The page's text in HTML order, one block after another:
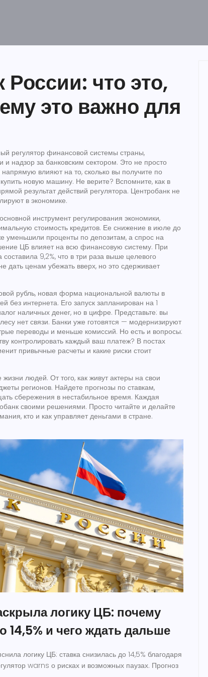
что это,
это важно для
регулятор финансовой системы страны,
надзор за банковским сектором. Это не просто
влияют на то, сколько вы получите по
новую машину. Не верите? Вспомните, как в
результат действий регулятора. Центробанк не
в экономике.
основной инструмент регулирования экономики,
стоимость кредитов. Ее снижение в июле до
уменьшили проценты по депозитам, а спрос на
ЦБ влияет на всю финансовую систему. При
9,2%, что в три раза выше целевого
дать ценам убежать вверх, но это сдерживает
рубль, новая форма национальной валюты в
без интернета. Его запуск запланирован на 1
наличных денег, но в цифре. Представьте: вы
нет связи. Банки уже готовятся — модернизируют
переводы и меньше комиссий. Но есть и вопросы:
контролировать каждый ваш платеж? В постах
привычные расчеты и какие риски стоит
людей. От того, как живут актеры на свои
регионов. Найдете прогнозы по ставкам,
сбережения в нестабильное время. Каждая
своими решениями. Просто читайте и делайте
кто и как управляет деньгами в стране.
логику ЦБ: почему
14,5% и чего ждать дальше
логику ЦБ: ставка снизилась до 14,5% благодаря
warns о рисках и возможных паузах. Прогноз